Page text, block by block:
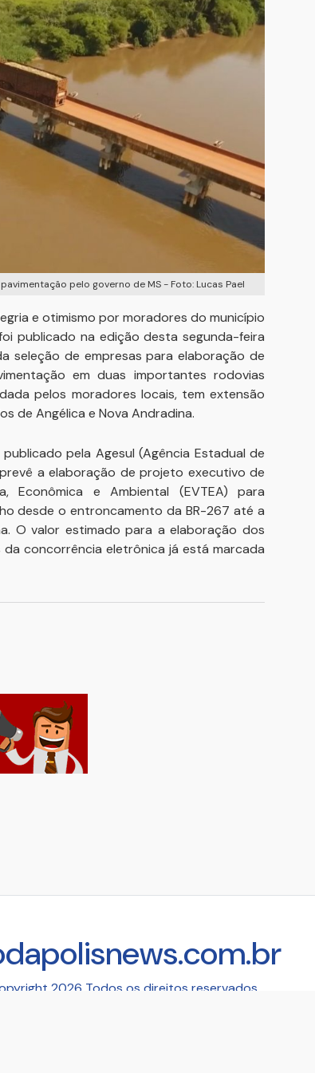
pelo governo de MS - Foto: Lucas Pael
e otimismo por moradores do município
publicado na edição desta segunda-feira
seleção de empresas para elaboração de
em duas importantes rodovias
pelos moradores locais, tem extensão
de Angélica e Nova Andradina.
pela Agesul (Agência Estadual de
a elaboração de projeto executivo de
Econômica e Ambiental (EVTEA) para
desde o entroncamento da BR-267 até a
O valor estimado para a elaboração dos
concorrência eletrônica já está marcada
2026 Todos os direitos reservados